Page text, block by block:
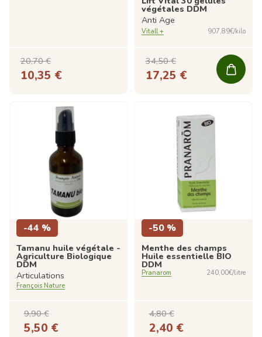
20,70 €
10,35 €
végétales DDM
Anti Age
Vitall + 907,89€/kilo
34,50 €
17,25 €
-44 %
Tamanu huile végétale -
Agriculture Biologique
DDM
Articulations
François Nature
9,90 €
5,50 €
-50 %
Menthe des champs
Huile essentielle BIO
DDM
Pranarom 240,00€/litre
4,80 €
2,40 €